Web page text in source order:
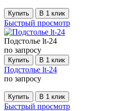
Купить В 1 клик
Быстрый просмотр
Подстолье lt-24
по запросу
Купить В 1 клик
Подстолье lt-24
по запросу
Купить В 1 клик
Быстрый просмотр